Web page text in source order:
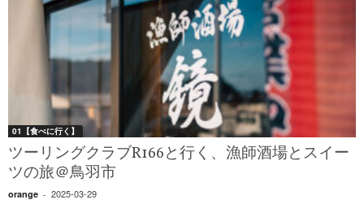
01【食べに行く】
ツーリングクラブR166と行く、漁師酒場とスイー
ツの旅＠鳥羽市
orange - 2025-03-29